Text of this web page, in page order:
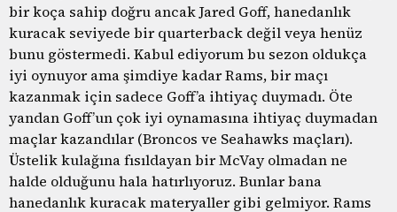
bir koça sahip doğru ancak Jared Goff, hanedanlık
kuracak seviyede bir quarterback değil veya henüz
bunu göstermedi. Kabul ediyorum bu sezon oldukça
iyi oynuyor ama şimdiye kadar Rams, bir maçı
kazanmak için sadece Goff’a ihtiyaç duymadı. Öte
yandan Goff’un çok iyi oynamasına ihtiyaç duymadan
maçlar kazandılar (Broncos ve Seahawks maçları).
Üstelik kulağına fısıldayan bir McVay olmadan ne
halde olduğunu hala hatırlıyoruz. Bunlar bana
hanedanlık kuracak materyaller gibi gelmiyor. Rams